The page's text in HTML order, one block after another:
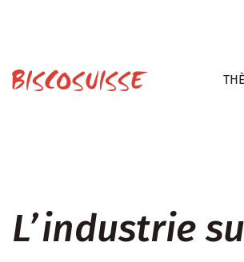
L’industrie